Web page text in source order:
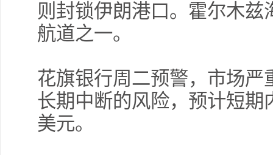
则封锁伊朗港口。霍尔木
航道之一。
花旗银行周二预警，市场
长期中断的风险，预计短期
美元。